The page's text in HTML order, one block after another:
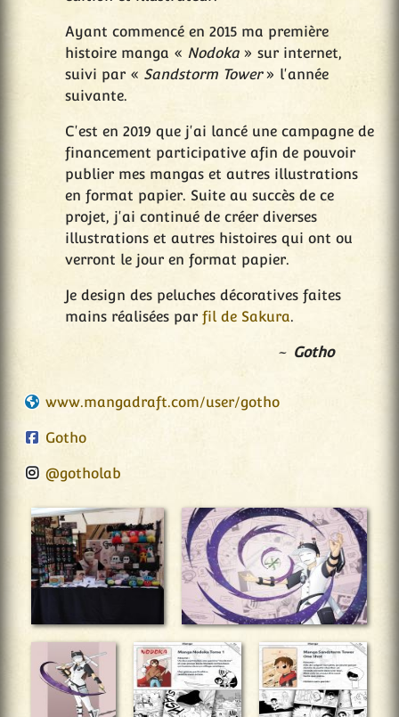
Ayant commencé en 2015 ma première
histoire manga « Nodoka » sur internet,
suivi par « Sandstorm Tower» l'année
suivante.
C'est en 2019 que j'ai lancé une campagne de
financement participative afin de pouvoir
publier mes mangas et autres illustrations
en format papier. Suite au succès de ce
projet, j'ai continué de créer diverses
illustrations et autres histoires qui ont ou
verront le jour en format papier.
Je design des peluches décoratives faites
mains réalisées par fil de Sakura.
Gotho
www.mangadraft.com/user/gotho
Gotho
@gotholab